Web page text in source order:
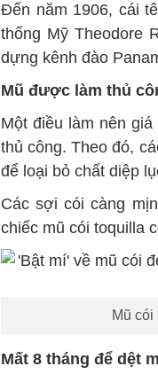
Đến năm 1906, cái
thống Mỹ Theodore
dựng kênh đào
Mũ được làm thủ
Một điều làm nên
thủ công. Theo đó,
để loại bỏ chất diệp
Các sợi cói càng
chiếc mũ cói toquilla
Mũ
Mất 8 tháng để dệt